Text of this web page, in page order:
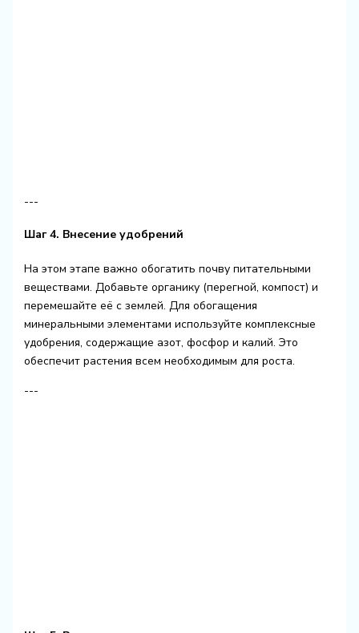
---
Шаг 4. Внесение удобрений
На этом этапе важно обогатить почву питательными
веществами. Добавьте органику (перегной, компост) и
перемешайте её с землей. Для обогащения
минеральными элементами используйте комплексные
удобрения, содержащие азот, фосфор и калий. Это
обеспечит растения всем необходимым для роста.
---